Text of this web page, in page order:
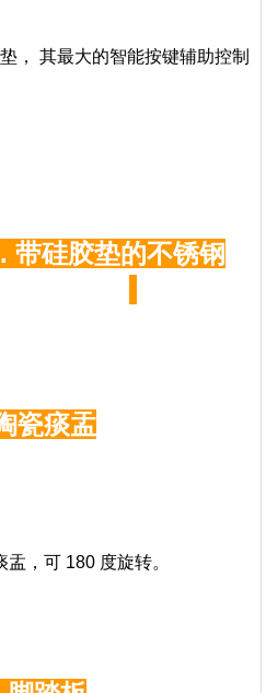
， 其最大的智能按键辅助控制
带硅胶垫的不锈钢
瓷痰盂
盂，可 180 度旋转。